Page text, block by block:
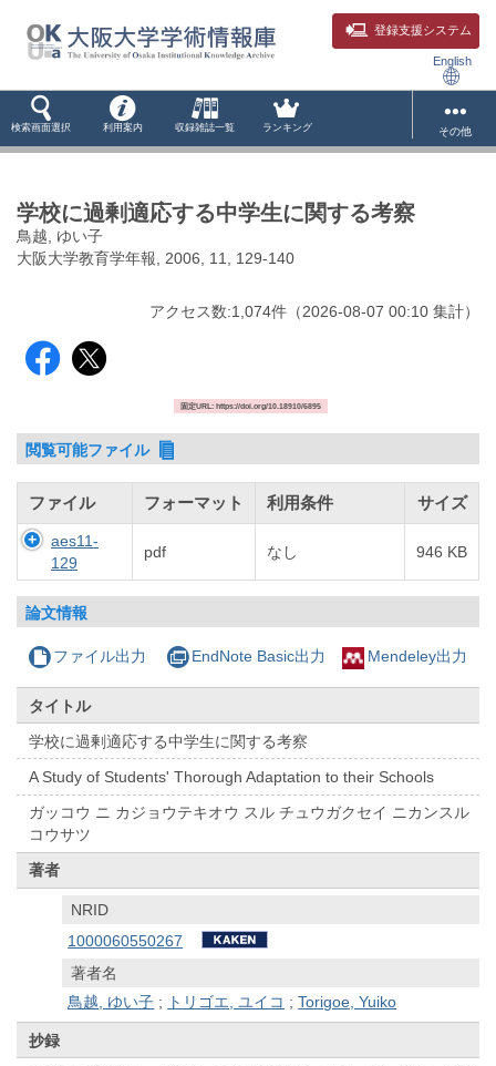
登録支援システム
English
検索画面選択 利用案内 収録雑誌一覧 ランキング その他
学校に過剰適応する中学生に関する考察
鳥越, ゆい子
大阪大学教育学年報, 2006, 11, 129-140
アクセス数:1,074件 （2026-08-07 00:10 集計）
固定URL: https://doi.org/10.18910/6895
閲覧可能ファイル
ファイル フォーマット 利用条件 サイズ
aes11-
129
pdf なし 946 KB
論文情報
ファイル出力 EndNote Basic出力 Mendeley出力
タイトル
学校に過剰適応する中学生に関する考察
A Study of Students' Thorough Adaptation to their Schools
ガッコウ ニ カジョウテキオウ スル チュウガクセイ ニカンスル
コウサツ
著者
NRID
1000060550267
著者名
鳥越, ゆい子 ; トリゴエ, ユイコ ;Torigoe, Yuiko
抄録